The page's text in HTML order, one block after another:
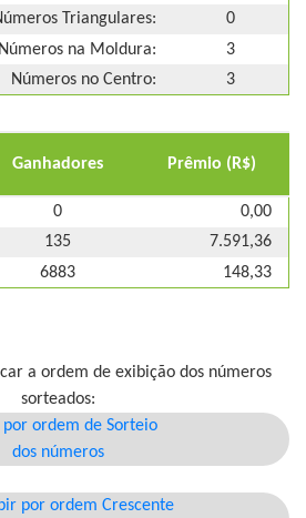
Triangulares:
0
Números na Moldura:
3
Números no Centro:
3
Ganhadores Prêmio (R$)
0
0,00
135
7.591,36
6883 148,33
a ordem de exibição dos números
sorteados:
por ordem de Sorteio
dos números
por ordem Crescente